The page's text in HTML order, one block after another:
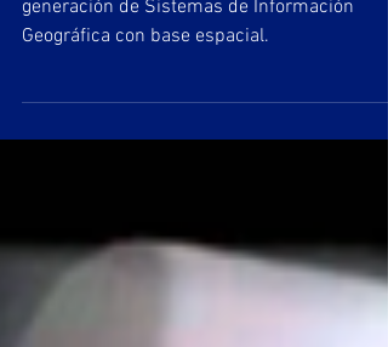
Geográfica.
generación de Sistemas de Información